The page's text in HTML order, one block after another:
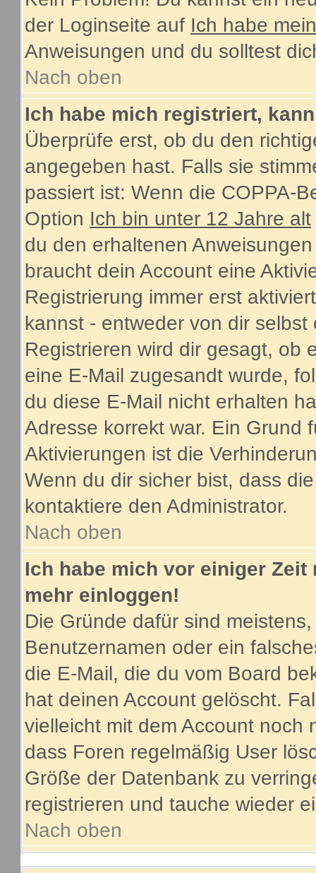
der Loginseite auf Ich habe
Anweisungen und du solltest
Nach oben
Ich habe mich registriert,
Überprüfe erst, ob du den
angegeben hast. Falls sie
passiert ist: Wenn die COPPA-
Option Ich bin unter 12 Jahre alt
du den erhaltenen
braucht dein Account eine
Registrierung immer erst
kannst - entweder von dir
Registrieren wird dir gesagt, ob
eine E-Mail zugesandt wurde,
du diese E-Mail nicht erhalten
Adresse korrekt war. Ein Grund
Aktivierungen ist die
Wenn du dir sicher bist, dass
kontaktiere den Administrator.
Nach oben
Ich habe mich vor einiger
mehr einloggen!
Die Gründe dafür sind
Benutzernamen oder ein
die E-Mail, die du vom Board
hat deinen Account gelöscht.
vielleicht mit dem Account noch
dass Foren regelmäßig User
Größe der Datenbank zu
registrieren und tauche wieder
Nach oben